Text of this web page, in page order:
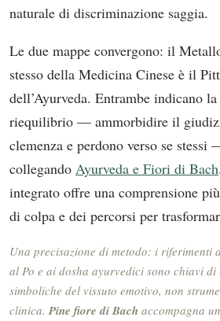
naturale di discriminazione saggia.
Le due mappe convergono: il
stesso della Medicina Cinese è il
dell’Ayurveda. Entrambe indicano
riequilibrio — ammorbidire il
clemenza e perdono verso se
collegando Ayurveda e Fiori di Bach
integrato offre una comprensione
di colpa e dei percorsi per
Una precisazione di metodo: i riferimenti
al Po e ai dosha ayurvedici sono chiavi di
simboliche del vissuto emotivo, non
clinica.Pine fiore di Bach accompagna